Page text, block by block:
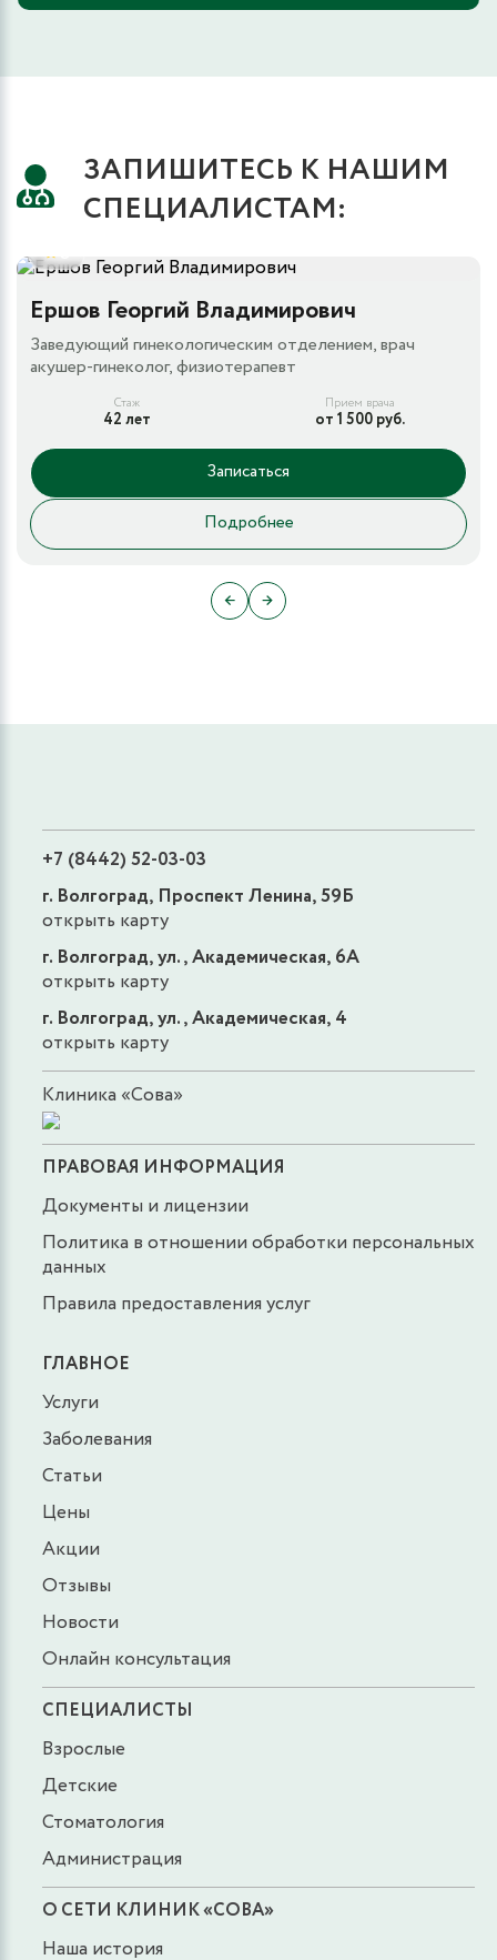
ЗАПИШИТЕСЬ К НАШИМ
СПЕЦИАЛИСТАМ:
5
Ершов Георгий Владимирович
Заведующий гинекологическим отделением, врач
акушер-гинеколог, физиотерапевт
Стаж
42 лет
Прием врача
от 1 500 руб.
Записаться
Подробнее
← →
+7 (8442) 52-03-03
г. Волгоград, Проспект Ленина, 59Б
открыть карту
г. Волгоград, ул., Академическая, 6А
открыть карту
г. Волгоград, ул., Академическая, 4
открыть карту
Клиника «Сова»
ПРАВОВАЯ ИНФОРМАЦИЯ
Документы и лицензии
Политика в отношении обработки персональных
данных
Правила предоставления услуг
ГЛАВНОЕ
Услуги
Заболевания
Статьи
Цены
Акции
Отзывы
Новости
Онлайн консультация
СПЕЦИАЛИСТЫ
Взрослые
Детские
Стоматология
Администрация
О СЕТИ КЛИНИК «СОВА»
Наша история